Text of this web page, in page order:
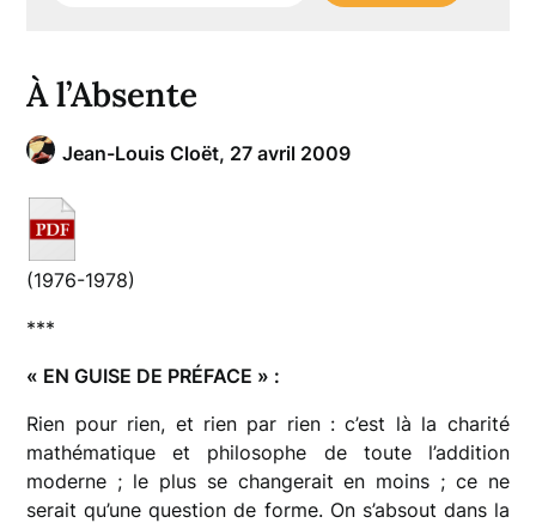
À l’Absente
Jean-Louis Cloët, 27 avril 2009
(1976-1978)
***
« EN GUISE DE PRÉFACE » :
Rien pour rien, et rien par rien : c’est là la charité
mathématique et philosophe de toute l’addition
moderne ; le plus se changerait en moins ; ce ne
serait qu’une question de forme. On s’absout dans la